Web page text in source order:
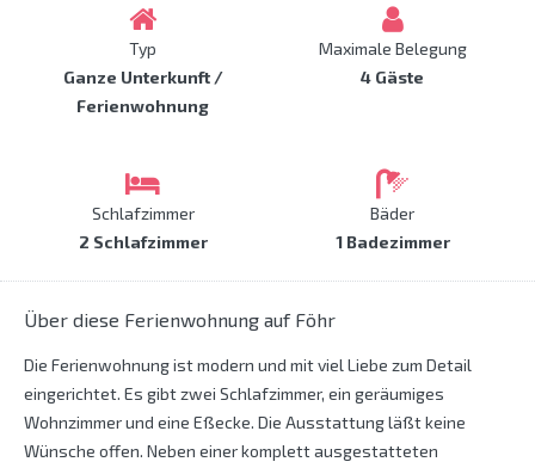
Typ
Ganze Unterkunft /
Ferienwohnung
Maximale Belegung
4 Gäste
Schlafzimmer
2 Schlafzimmer
Bäder
1 Badezimmer
Über diese Ferienwohnung auf Föhr
Die Ferienwohnung ist modern und mit viel Liebe zum Detail
eingerichtet. Es gibt zwei Schlafzimmer, ein geräumiges
Wohnzimmer und eine Eßecke. Die Ausstattung läßt keine
Wünsche offen. Neben einer komplett ausgestatteten